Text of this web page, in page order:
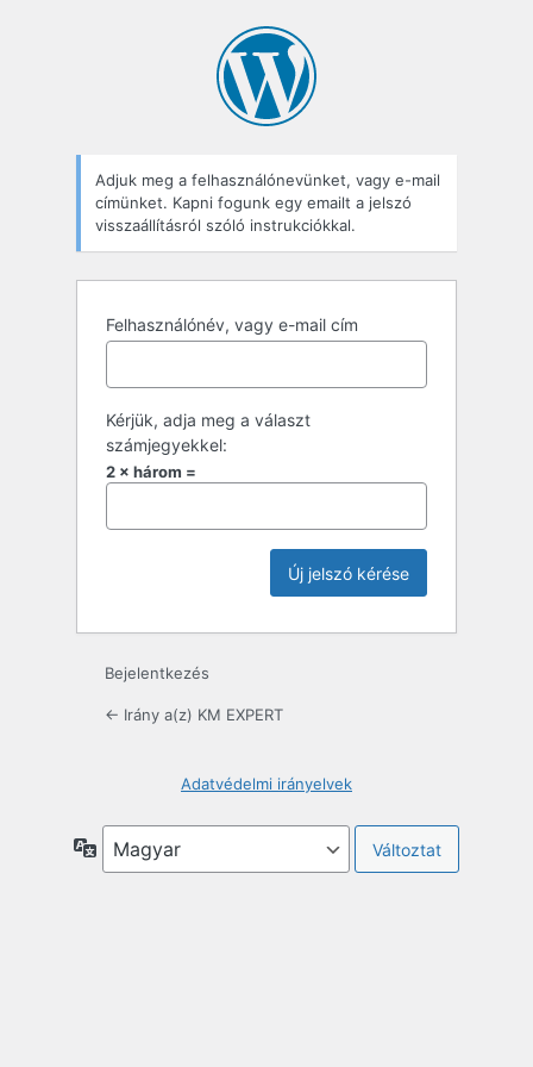
Adjuk meg a felhasználónevünket, vagy e-mail
címünket. Kapni fogunk egy emailt a jelszó
visszaállításról szóló instrukciókkal.
Felhasználónév, vagy e-mail cím
Kérjük, adja meg a választ
számjegyekkel:
2 × három =
Bejelentkezés
← Irány a(z) KM EXPERT
Adatvédelmi irányelvek
Nyelv